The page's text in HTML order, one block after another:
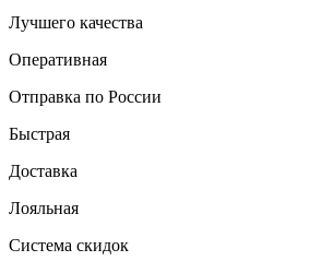
Лучшего качества
Оперативная
Отправка по России
Быстрая
Доставка
Лояльная
Система скидок